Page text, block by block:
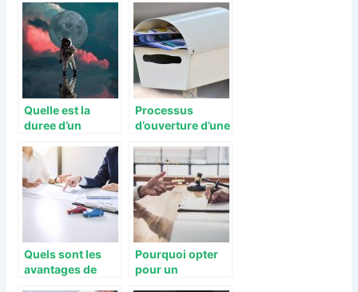
suivre pour
declarer un
accident ?
Quelle est la
duree d’un
direction de la
Lune ?
Processus
d’ouverture d’une
cas de
demenagement
Quels sont les
avantages de
Pourquoi opter
pour un